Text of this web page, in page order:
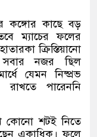
কঙ্গোর কাছে বড়
ম্যাচের ফলের
ক্রিস্তিয়ানো
সবার নজর ছিল
যেমন নিষ্প্রভ
রাখতে পারেননি
কোনো শটই নিতে
একাধিক। ফলে